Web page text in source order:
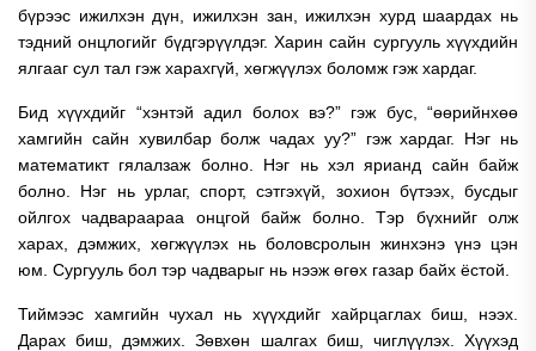
бүрээс ижилхэн дүн, ижилхэн зан, ижилхэн хурд шаардах нь
тэдний онцлогийг бүдгэрүүлдэг. Харин сайн сургууль хүүхдийн
ялгааг сул тал гэж харахгүй, хөгжүүлэх боломж гэж хардаг.
Бид хүүхдийг “хэнтэй адил болох вэ?” гэж бус, “өөрийнхөө
хамгийн сайн хувилбар болж чадах уу?” гэж хардаг. Нэг нь
математикт гялалзаж болно. Нэг нь хэл ярианд сайн байж
болно. Нэг нь урлаг, спорт, сэтгэхүй, зохион бүтээх, бусдыг
ойлгох чадвараараа онцгой байж болно. Тэр бүхнийг олж
харах, дэмжих, хөгжүүлэх нь боловсролын жинхэнэ үнэ цэн
юм. Сургууль бол тэр чадварыг нь нээж өгөх газар байх ёстой.
Тиймээс хамгийн чухал нь хүүхдийг хайрцаглах биш, нээх.
Дарах биш, дэмжих. Зөвхөн шалгах биш, чиглүүлэх. Хүүхэд